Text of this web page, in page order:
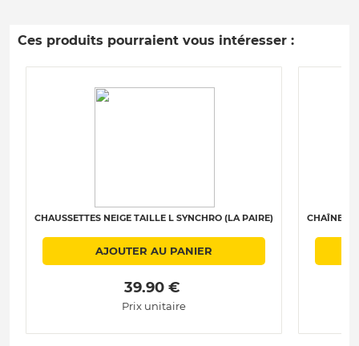
Ces produits pourraient vous intéresser :
CHAUSSETTES NEIGE TAILLE L SYNCHRO (LA PAIRE)
AJOUTER AU PANIER
39.90 €
Prix unitaire
CHAÎNES